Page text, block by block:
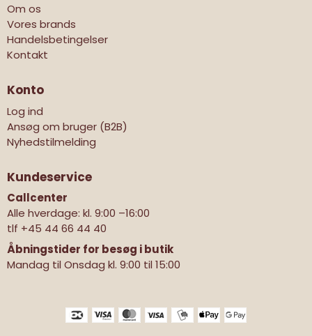
Om os
Vores brands
Handelsbetingelser
Kontakt
Konto
Log ind
Ansøg om bruger (B2B)
Nyhedstilmelding
Kundeservice
Callcenter
Alle hverdage: kl. 9:00 –16:00
tlf +45 44 66 44 40
Åbningstider for besøg i butik
Mandag til Onsdag kl. 9:00 til 15:00